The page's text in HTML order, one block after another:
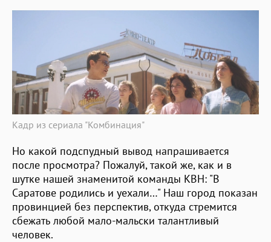
Кадр из сериала "Комбинация"
Но какой подспудный вывод напрашивается
после просмотра? Пожалуй, такой же, как и в
шутке нашей знаменитой команды КВН: "В
Саратове родились и уехали…" Наш город показан
провинцией без перспектив, откуда стремится
сбежать любой мало-мальски талантливый
человек.